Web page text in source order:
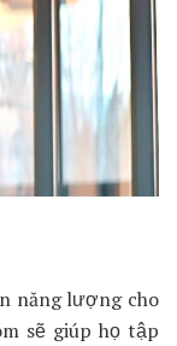
năng lượng cho
sẽ giúp họ tập